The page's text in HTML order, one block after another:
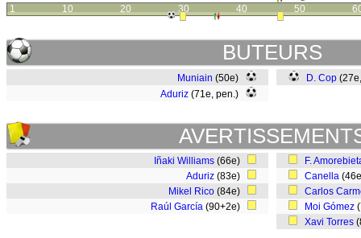
1 10 20 30 40 50
BUTEURS
Muniain (50e)
Aduriz (71e, pen.)
D. Cop
Iñaki Williams (66e)
Aduriz (83e)
Mikel Rico (84e)
Raúl García (90+2e)
F.
Canella
Carlos
Moi Gómez
Xavi Torres